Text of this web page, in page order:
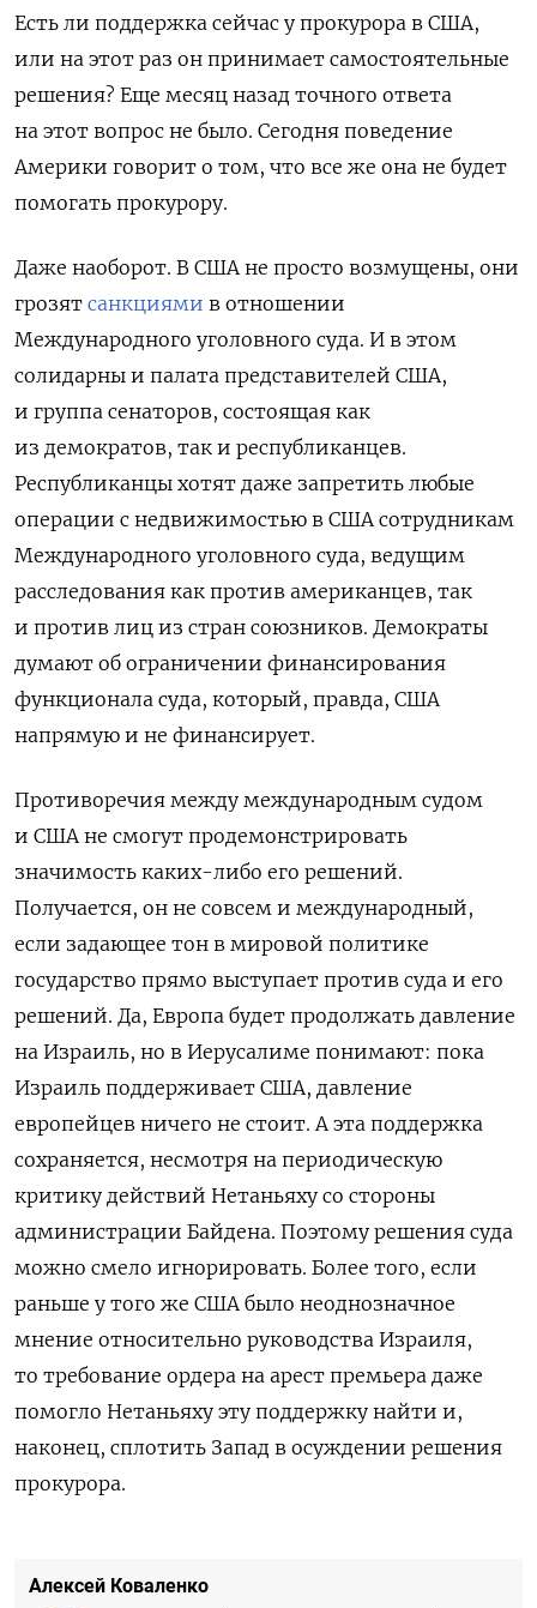
Есть ли поддержка сейчас у прокурора в США,
или на этот раз он принимает самостоятельные
решения? Еще месяц назад точного ответа
на этот вопрос не было. Сегодня поведение
Америки говорит о том, что все же она не будет
помогать прокурору.
Даже наоборот. В США не просто возмущены, они
грозят санкциями в отношении
Международного уголовного суда. И в этом
солидарны и палата представителей США,
и группа сенаторов, состоящая как
из демократов, так и республиканцев.
Республиканцы хотят даже запретить любые
операции с недвижимостью в США сотрудникам
Международного уголовного суда, ведущим
расследования как против американцев, так
и против лиц из стран союзников. Демократы
думают об ограничении финансирования
функционала суда, который, правда, США
напрямую и не финансирует.
Противоречия между международным судом
и США не смогут продемонстрировать
значимость каких-либо его решений.
Получается, он не совсем и международный,
если задающее тон в мировой политике
государство прямо выступает против суда и его
решений. Да, Европа будет продолжать давление
на Израиль, но в Иерусалиме понимают: пока
Израиль поддерживает США, давление
европейцев ничего не стоит. А эта поддержка
сохраняется, несмотря на периодическую
критику действий Нетаньяху со стороны
администрации Байдена. Поэтому решения суда
можно смело игнорировать. Более того, если
раньше у того же США было неоднозначное
мнение относительно руководства Израиля,
то требование ордера на арест премьера даже
помогло Нетаньяху эту поддержку найти и,
наконец, сплотить Запад в осуждении решения
прокурора.
Алексей Коваленко